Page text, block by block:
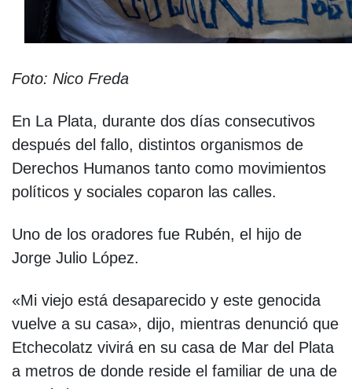
Foto: Nico Freda
En La Plata, durante dos días consecutivos
después del fallo, distintos organismos de
Derechos Humanos tanto como movimientos
políticos y sociales coparon las calles.
Uno de los oradores fue Rubén, el hijo de
Jorge Julio López.
«Mi viejo está desaparecido y este genocida
vuelve a su casa», dijo, mientras denunció que
Etchecolatz vivirá en su casa de Mar del Plata
a metros de donde reside el familiar de una de